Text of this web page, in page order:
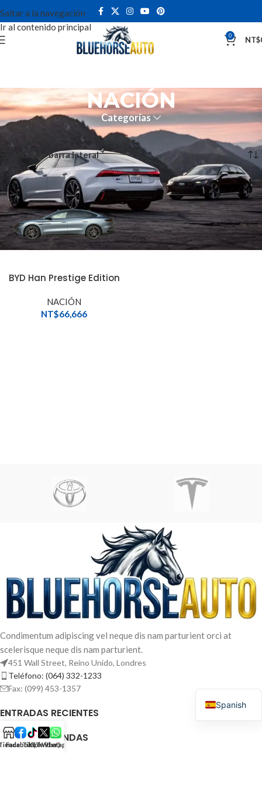
Saltar a la navegación
Ir al contenido principal
0 NT$
NACIÓN
Categorías
Inicio Mostrando el único resultado
Mostrar barra lateral
BYD Han Prestige Edition
NACIÓN
NT$66,666
Condimentum adipiscing vel neque dis nam parturient orci at
scelerisque neque dis nam parturient.
451 Wall Street, Reino Unido, Londres
Teléfono: (064) 332-1233
Fax: (099) 453-1357
ENTRADAS RECIENTES
NUESTRAS TIENDAS
Facebook
Tiktok
X (Twitter)
Whatapp
Spanish